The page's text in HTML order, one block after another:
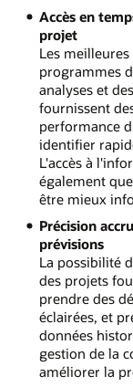
Accès en
projet
Les
programmes
analyses et
fournissent
performance
identifier
L'accès à
également
être mieux
Précision
prévisions
La possibilité
des projets
prendre des
éclairées, et
données
gestion de la
améliorer la